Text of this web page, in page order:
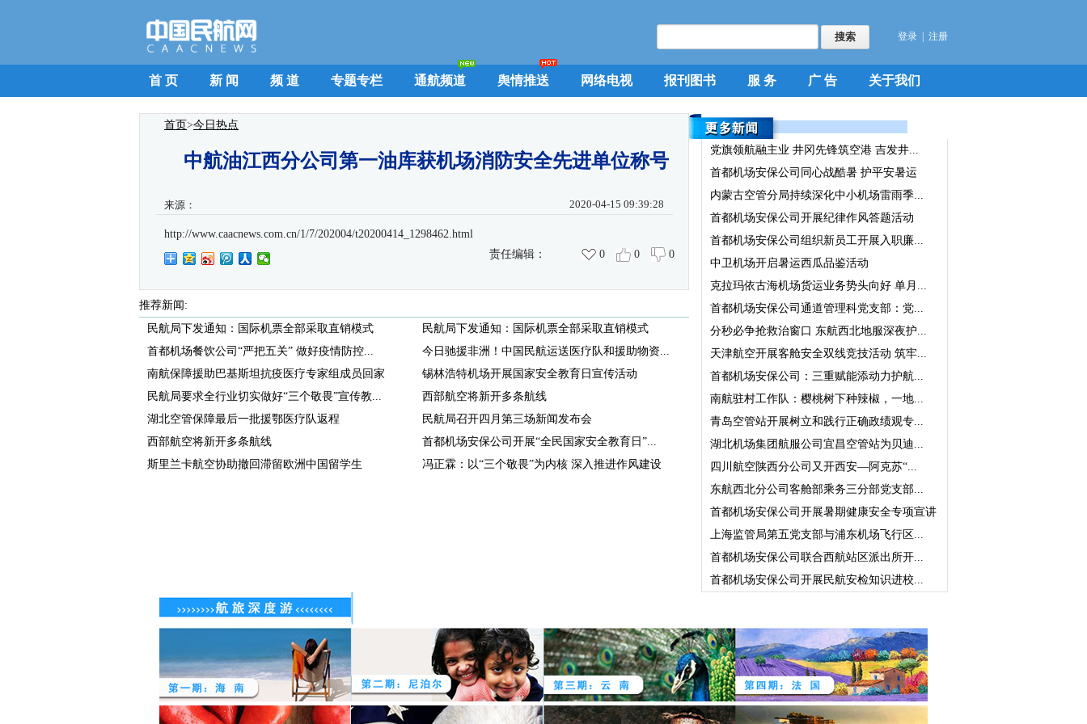
登录 注册
首 页 新 闻 频 道 专题专栏 通航频道 舆情推送 网络电视 报刊图书 服 务 广 告 关于我们
首页>今日热点
中航油江西分公司第一油库获机场消防安全先进单位称号
来源： 2020-04-15 09:39:28
http://www.caacnews.com.cn/1/7/202004/t20200414_1298462.html
责任编辑：
0 0 0
推荐新闻:
民航局下发通知：国际机票全部采取直销模式
首都机场餐饮公司“严把五关” 做好疫情防控...
南航保障援助巴基斯坦抗疫医疗专家组成员回家
民航局要求全行业切实做好“三个敬畏”宣传教...
湖北空管保障最后一批援鄂医疗队返程
西部航空将新开多条航线
斯里兰卡航空协助撤回滞留欧洲中国留学生
民航局下发通知：国际机票全部采取直销模式
今日驰援非洲！中国民航运送医疗队和援助物资...
锡林浩特机场开展国家安全教育日宣传活动
西部航空将新开多条航线
民航局召开四月第三场新闻发布会
首都机场安保公司开展“全民国家安全教育日”...
冯正霖：以“三个敬畏”为内核 深入推进作风建设
党旗领航融主业 井冈先锋筑空港 吉发井...
首都机场安保公司同心战酷暑 护平安暑运
内蒙古空管分局持续深化中小机场雷雨季...
首都机场安保公司开展纪律作风答题活动
首都机场安保公司组织新员工开展入职廉...
中卫机场开启暑运西瓜品鉴活动
克拉玛依古海机场货运业务势头向好 单月...
首都机场安保公司通道管理科党支部：党...
分秒必争抢救治窗口 东航西北地服深夜护...
天津航空开展客舱安全双线竞技活动 筑牢...
首都机场安保公司：三重赋能添动力护航...
南航驻村工作队：樱桃树下种辣椒，一地...
青岛空管站开展树立和践行正确政绩观专...
湖北机场集团航服公司宜昌空管站为贝迪...
四川航空陕西分公司又开西安—阿克苏“...
东航西北分公司客舱部乘务三分部党支部...
首都机场安保公司开展暑期健康安全专项宣讲
上海监管局第五党支部与浦东机场飞行区...
首都机场安保公司联合西航站区派出所开...
首都机场安保公司开展民航安检知识进校...